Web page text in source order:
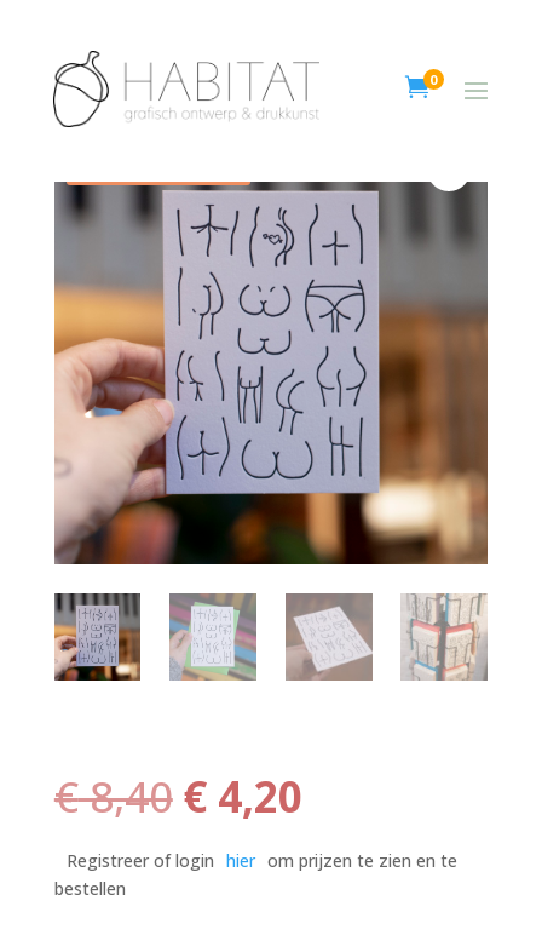
0
€8,40Oorspronkelijke
prijs
was:
€ 8,40.
€4,20Huidige
is:
€ 4,20.
Registreer of login hier om prijzen te zien en te
bestellen